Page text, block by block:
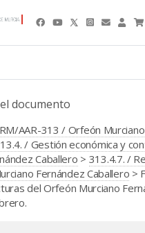
documento
AAR-313 / Orfeón
/ Gestión económica y
Caballero > 313.4.7. /
Fernández Caballero >
del Orfeón Murciano